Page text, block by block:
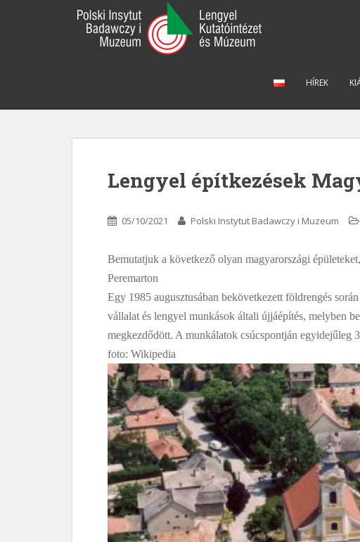
HÍREK
Lengyel építkezések
05/10/2021 Polski Instytut Badawczy i Muzeum
Bemutatjuk a következő olyan magyarországi
Peremarton
Egy 1985 augusztusában bekövetkezett földrengés
vállalat és lengyel munkások általi újjáépítés, melyben
megkezdődött. A munkálatok csúcspontján egyidejűleg
foto: Wikipedia